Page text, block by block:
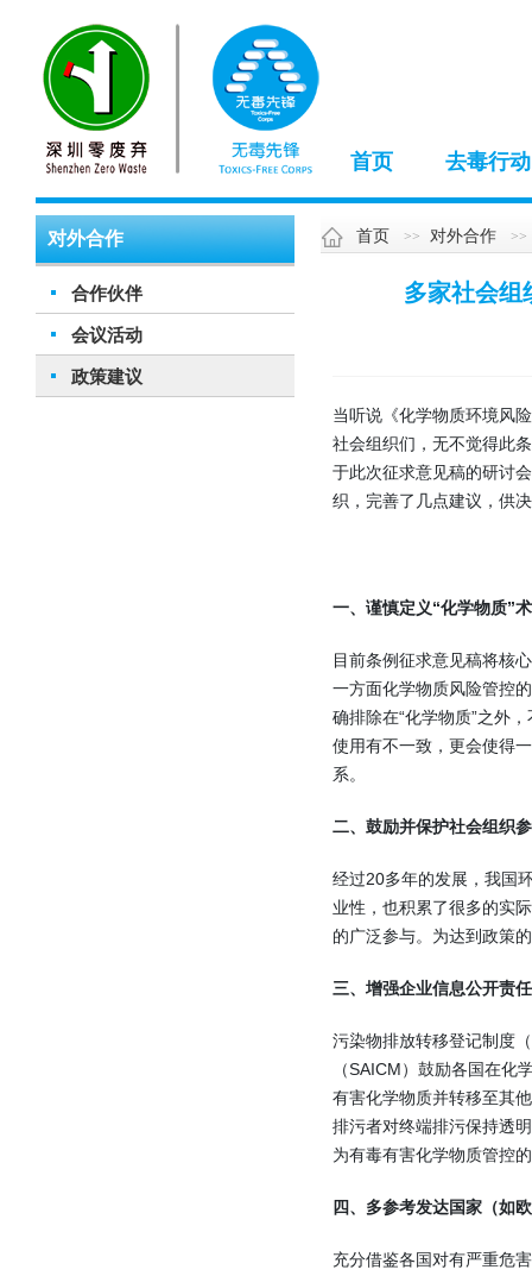
首页 去毒行动
对外合作
合作伙伴
会议活动
政策建议
首页 对外合作
多家社会组
当听说《化学物质环境风
社会组织们，无不觉得此
于此次征求意见稿的研讨
织，完善了几点建议，供
一、谨慎定义“化学物质”
目前条例征求意见稿将核
一方面化学物质风险管控
确排除在“化学物质”之外
使用有不一致，更会使得
系。
二、鼓励并保护社会组织
经过20多年的发展，我国
业性，也积累了很多的实
的广泛参与。为达到政策
三、增强企业信息公开责
污染物排放转移登记制度
（SAICM）鼓励各国在
有害化学物质并转移至其
排污者对终端排污保持透
为有毒有害化学物质管控
四、多参考发达国家（如
充分借鉴各国对有严重危